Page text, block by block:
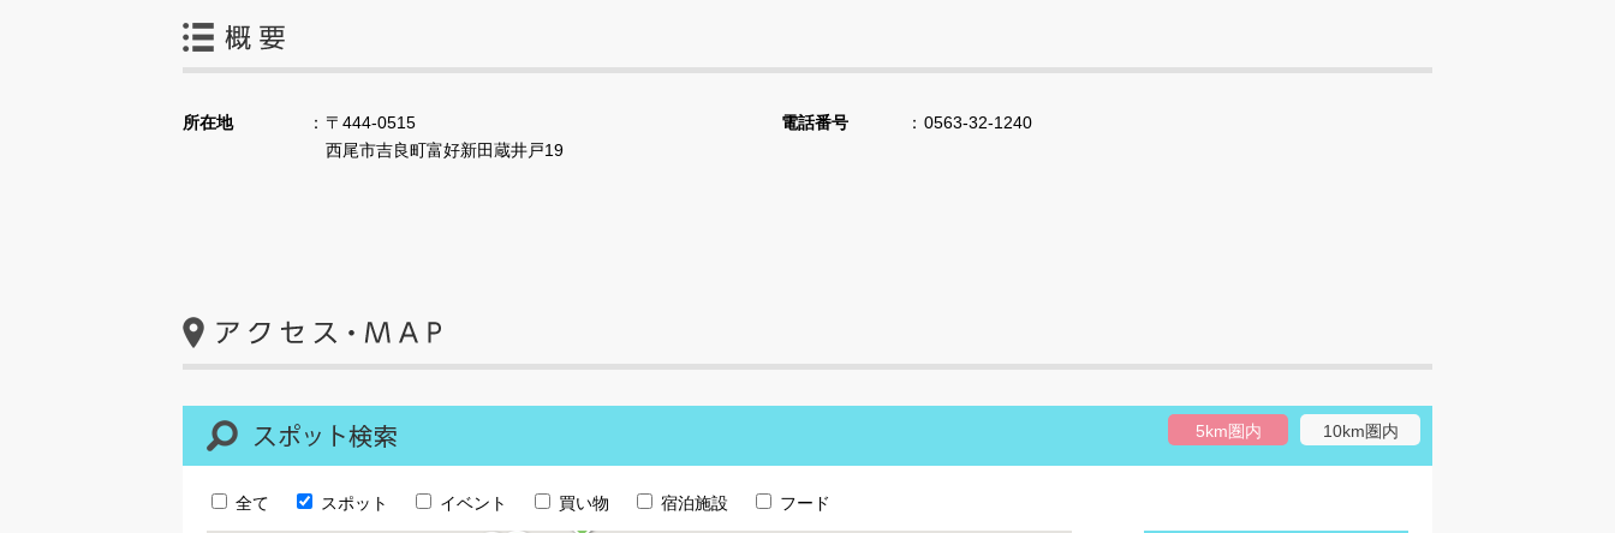
所在地
〒444-0515
西尾市吉良町富好新田蔵井戸19
電話番号 0563-32-1240
5km圏内 10km圏内
全て スポット イベント 買い物 宿泊施設 フード